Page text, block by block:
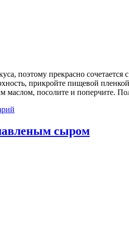
поэтому прекрасно
прикройте пищевой
маслом, посолите и поперчите.
сыром